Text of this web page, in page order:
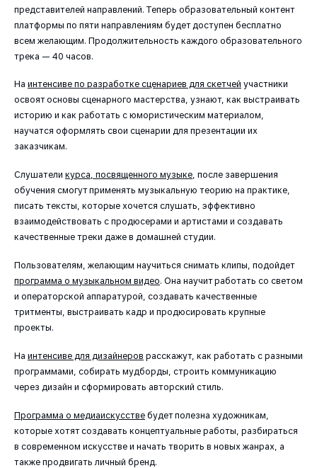
представителей направлений. Теперь образовательный контент
платформы по пяти направлениям будет доступен бесплатно
всем желающим. Продолжительность каждого образовательного
трека — 40 часов.
На интенсиве по разработке сценариев для скетчей участники
освоят основы сценарного мастерства, узнают, как выстраивать
историю и как работать с юмористическим материалом,
научатся оформлять свои сценарии для презентации их
заказчикам.
Слушатели курса, посвященного музыке, после завершения
обучения смогут применять музыкальную теорию на практике,
писать тексты, которые хочется слушать, эффективно
взаимодействовать с продюсерами и артистами и создавать
качественные треки даже в домашней студии.
Пользователям, желающим научиться снимать клипы, подойдет
программа о музыкальном видео. Она научит работать со светом
и операторской аппаратурой, создавать качественные
тритменты, выстраивать кадр и продюсировать крупные
проекты.
На интенсиве для дизайнеров расскажут, как работать с разными
программами, собирать мудборды, строить коммуникацию
через дизайн и сформировать авторский стиль.
Программа о медиаискусстве будет полезна художникам,
которые хотят создавать концептуальные работы, разбираться
в современном искусстве и начать творить в новых жанрах, а
также продвигать личный бренд.